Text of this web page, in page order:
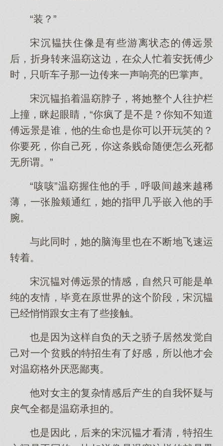
“装？”
宋沉韫扶住像是有些游离状态的傅远景
后，折身转来温窈这边，在众人忙着安抚傅少
时，只听车子那一边传来一声响亮的巴掌声。
宋沉韫掐着温窈脖子，将她整个人往护栏
上撞，眯起眼睛，“你疯了是不是？你知不知道
傅远景是谁，他的生命也是你可以开玩笑的？
你要死，你自己死，你这条贱命随便怎么死都
无所谓。”
“咳咳”温窈握住他的手，呼吸间越来越稀
薄，一张脸颊通红，她的指甲几乎嵌入他的手
腕。
与此同时，她的脑海里也在不断地飞速运
转着。
宋沉韫对傅远景的情感，自然只可能是单
纯的友情，毕竟在原世界的这个阶段，宋沉韫
已经悄悄跟女主有了些接触。
也是因为这样自负的天之骄子居然发觉自
己对一个贫贱的特招生有了好感，所以他才会
对温窈格外厌恶鄙夷。
他对女主的复杂情感后产生的自我怀疑与
戾气全都是温窈承担的。
也是因此，后来的宋沉韫才看清，特招生